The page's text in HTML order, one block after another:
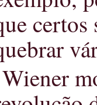
Wiener